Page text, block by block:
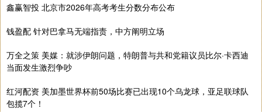
鑫赢智投 北京市2026年高考考生分数分布公布
钱盈配 针对巴拿马无端指责，中方阐明立场
万全之策 美媒：就涉伊朗问题，特朗普与共和党籍议员比尔·卡西迪
当面发生激烈争吵
红河配资 美加墨世界杯前50场比赛已出现10个乌龙球，亚足联球队
包揽7个！